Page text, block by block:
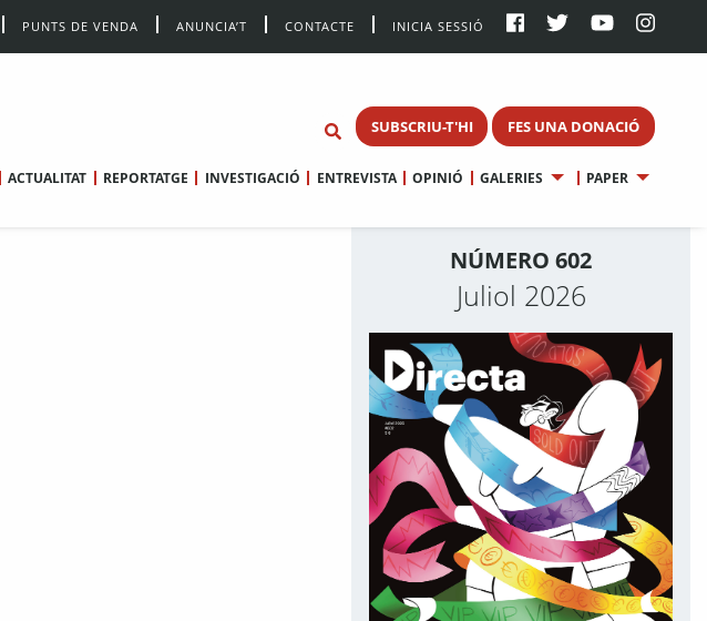
PUNTS DE VENDA ANUNCIA’T CONTACTE INICIA SESSIÓ
SUBSCRIU-T'HI FES UNA DONACIÓ
ACTUALITAT REPORTATGE INVESTIGACIÓ ENTREVISTA OPINIÓ GALERIES PAPER
NÚMERO 602
Juliol 2026